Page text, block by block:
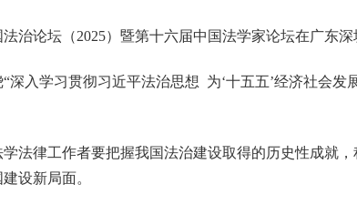
论坛（2025）暨第十六届中国法学家论坛在广东深
入学习贯彻习近平法治思想 为‘十五五’经济社会发
律工作者要把握我国法治建设取得的历史性成就，
设新局面。